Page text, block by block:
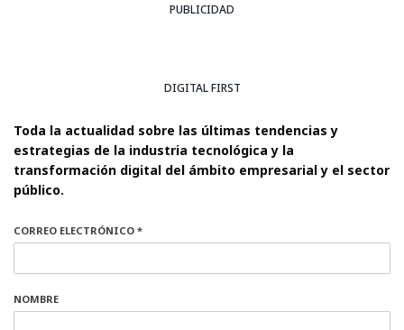
PUBLICIDAD
DIGITAL FIRST
Toda la actualidad sobre las últimas tendencias y
estrategias de la industria tecnológica y la
transformación digital del ámbito empresarial y el sector
público.
CORREO ELECTRÓNICO *
NOMBRE